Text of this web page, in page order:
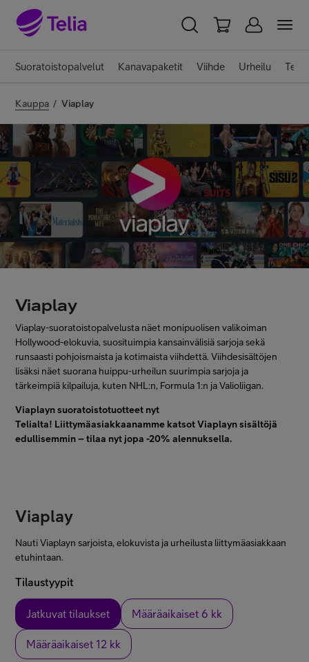
YKSITYISILLE YRITYKSILLE WHOLESALE
Liittymät ja palvelut
Laitteet
TV ja viihde
Minun Telia
FI
Suoratoistopalvelut Kanavapaketit Viihde Urheilu Telia
Kauppa / Viaplay
Viaplay
Viaplay-suoratoistopalvelusta näet monipuolisen valikoiman
Hollywood-elokuvia, suosituimpia kansainvälisiä sarjoja sekä
runsaasti pohjoismaista ja kotimaista viihdettä. Viihdesisältöjen
lisäksi näet suorana huippu-urheilun suurimpia sarjoja ja
tärkeimpiä kilpailuja, kuten NHL:n, Formula 1:n ja Valioliigan.
Viaplayn suoratoistotuotteet nyt
Telialta! Liittymäasiakkaanamme katsot Viaplayn sisältöjä
edullisemmin – tilaa nyt jopa -20% alennuksella.
Viaplay
Nauti Viaplayn sarjoista, elokuvista ja urheilusta liittymäasiakkaan
etuhintaan.
Tilaustyypit
Jatkuvat tilaukset Määräaikaiset 6 kk
Määräaikaiset 12 kk